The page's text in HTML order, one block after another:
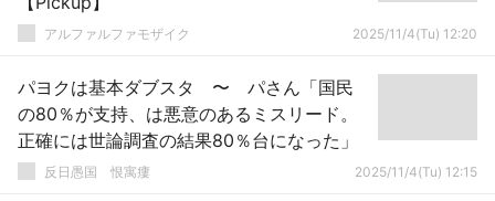
アルファルファモザイク 2025/11/4(Tu) 12:20
パヨクは基本ダブスタ 〜 パさん「国民
の80％が支持、は悪意のあるミスリード。
正確には世論調査の結果80％台になった」
反日愚国 恨寓瘻 2025/11/4(Tu) 12:15